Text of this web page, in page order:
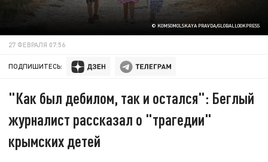
© KOMSOMOLSKAYA PRAVDA/GLOBALLOOKPRESS
27 ФЕВРАЛЯ 07:56
ПОДПИШИТЕСЬ:
"Как был дебилом, так и остался": Беглый
журналист рассказал о "трагедии"
крымских детей